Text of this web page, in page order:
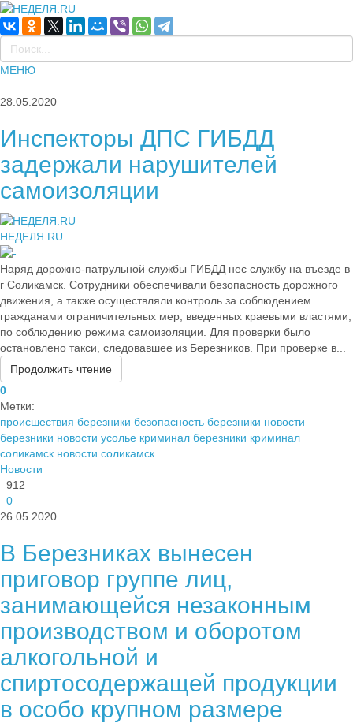
МЕНЮ
28.05.2020
Инспекторы ДПС ГИБДД
задержали нарушителей
самоизоляции
НЕДЕЛЯ.RU
Наряд дорожно-патрульной службы ГИБДД нес службу на въезде в
г Соликамск. Сотрудники обеспечивали безопасность дорожного
движения, а также осуществляли контроль за соблюдением
гражданами ограничительных мер, введенных краевыми властями,
по соблюдению режима самоизоляции. Для проверки было
остановлено такси, следовавшее из Березников. При проверке в...
Продолжить чтение
0
Метки:
происшествия березники безопасность березники новости
березники новости усолье криминал березники криминал
соликамск новости соликамск
Новости
912
0
26.05.2020
В Березниках вынесен
приговор группе лиц,
занимающейся незаконным
производством и оборотом
алкогольной и
спиртосодержащей продукции
в особо крупном размере